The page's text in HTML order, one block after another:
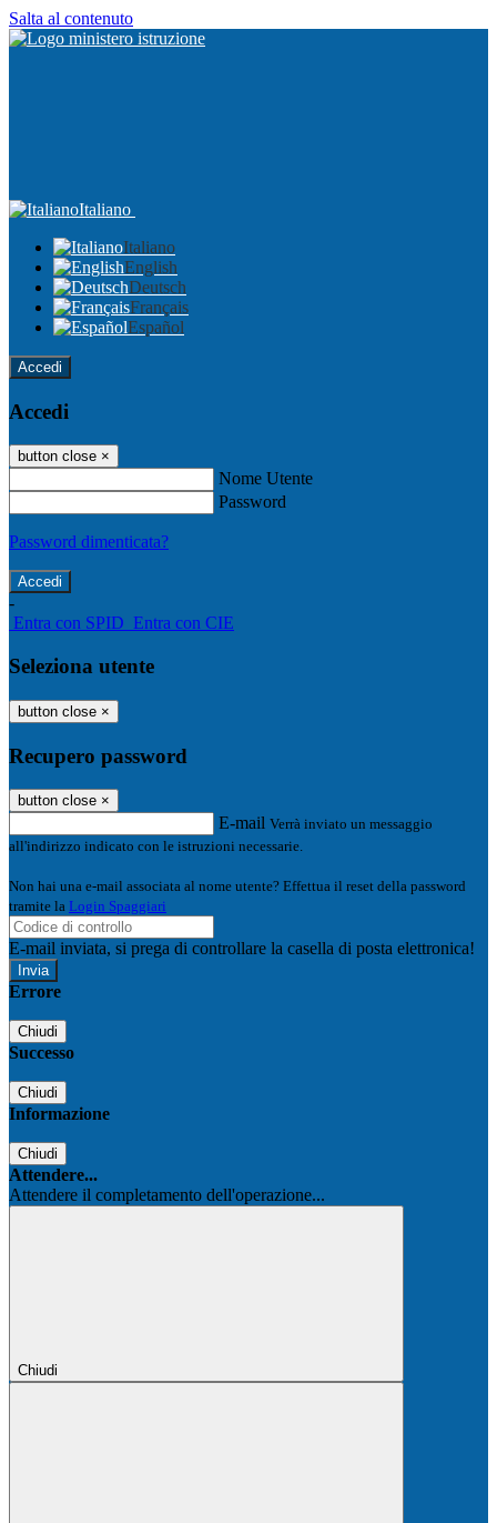
Salta al contenuto
Italiano
Italiano
English
Deutsch
Français
Español
Accedi
Accedi
button close ×
Nome Utente
Password
Password dimenticata?
-
Entra con SPID Entra con CIE
Seleziona utente
button close ×
Recupero password
button close ×
E-mail Verrà inviato un messaggio
all'indirizzo indicato con le istruzioni necessarie.
Non hai una e-mail associata al nome utente? Effettua il reset della password
tramite la Login Spaggiari
E-mail inviata, si prega di controllare la casella di posta elettronica!
Errore
Chiudi
Successo
Chiudi
Informazione
Chiudi
Attendere...
Attendere il completamento dell'operazione...
Chiudi